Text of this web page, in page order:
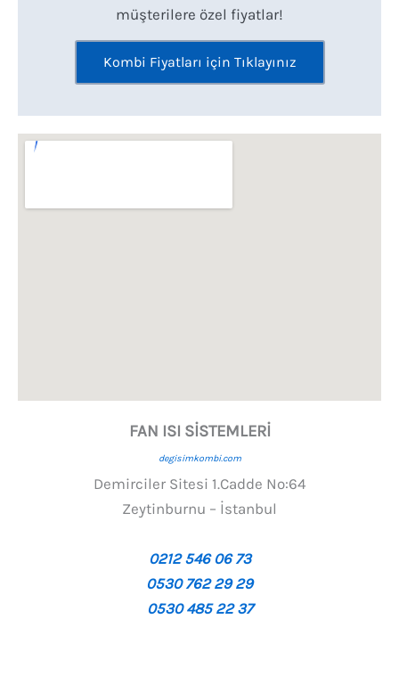
müşterilere özel fiyatlar!
Kombi Fiyatları için Tıklayınız
FAN ISI SİSTEMLERİ
degisimkombi.com
Demirciler Sitesi 1.Cadde No:64
Zeytinburnu – İstanbul
0212 546 06 73
0530 762 29 29
0530 485 22 37